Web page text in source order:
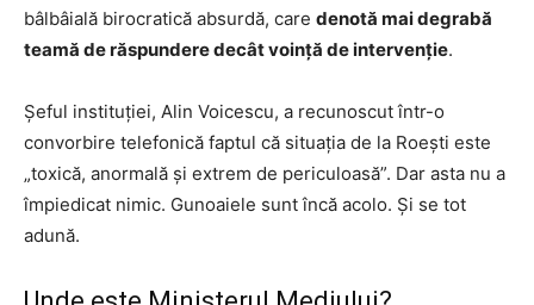
bâlbâială birocratică absurdă, care denotă mai degrabă
teamă de răspundere decât voință de intervenție.
Șeful instituției, Alin Voicescu, a recunoscut într-o
convorbire telefonică faptul că situația de la Roești este
„toxică, anormală și extrem de periculoasă”. Dar asta nu a
împiedicat nimic. Gunoaiele sunt încă acolo. Și se tot
adună.